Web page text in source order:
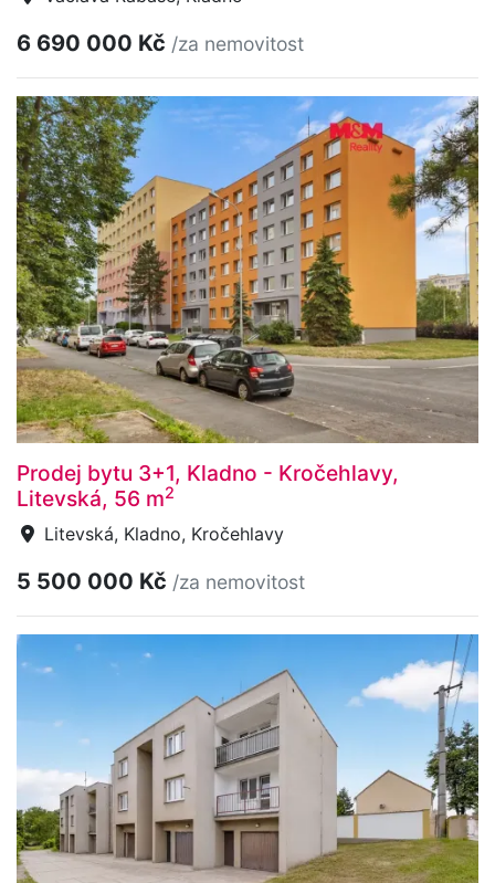
6 690 000 Kč /za nemovitost
Prodej bytu 3+1, Kladno - Kročehlavy,
Litevská, 56 m2
Litevská, Kladno, Kročehlavy
5 500 000 Kč /za nemovitost